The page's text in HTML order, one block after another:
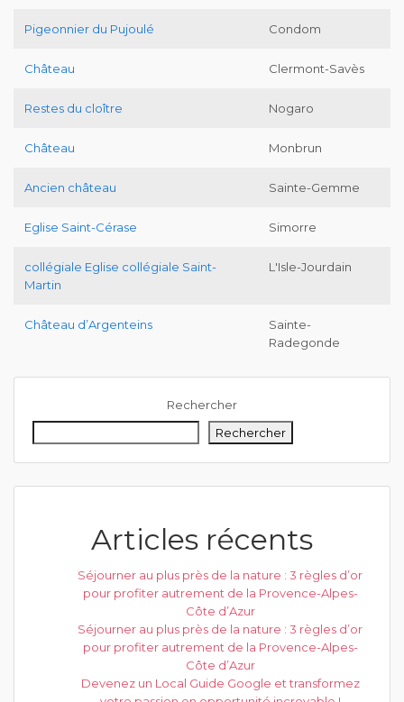
Pigeonnier du Pujoulé Condom
Château Clermont-Savès
Restes du cloître Nogaro
Château Monbrun
Ancien château Sainte-Gemme
Eglise Saint-Cérase Simorre
collégiale Eglise collégiale Saint-
Martin
L'Isle-Jourdain
Château d’Argenteins
Sainte-
Radegonde
Rechercher
Rechercher
Articles récents
Séjourner au plus près de la nature : 3 règles d’or
pour profiter autrement de la Provence-Alpes-
Côte d’Azur
Séjourner au plus près de la nature : 3 règles d’or
pour profiter autrement de la Provence-Alpes-
Côte d’Azur
Devenez un Local Guide Google et transformez